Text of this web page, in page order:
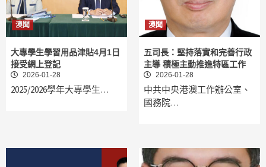
澳聞
大專學生學習用品津貼4月1日
接受網上登記
2026-01-28
2025/2026學年大專學生…
澳聞
五司長：堅持落實和完善行政
主導 積極主動推進特區工作
2026-01-28
中共中央港澳工作辦公室、
國務院…